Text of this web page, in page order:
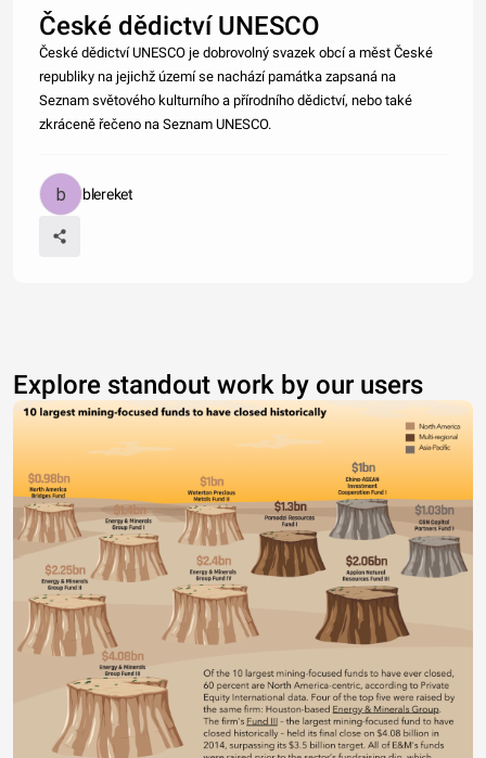
České dědictví UNESCO
České dědictví UNESCO je dobrovolný svazek obcí a měst České
republiky na jejichž území se nachází památka zapsaná na
Seznam světového kulturního a přírodního dědictví, nebo také
zkráceně řečeno na Seznam UNESCO.
blereket
Explore standout work by our users